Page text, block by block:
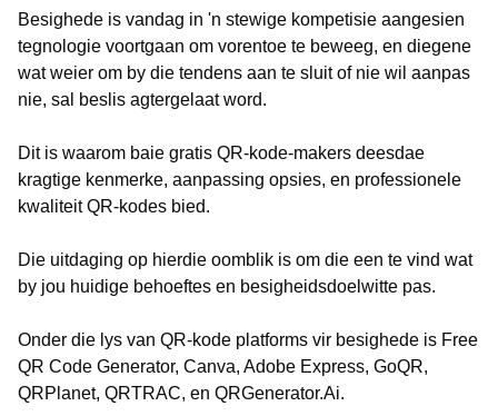
Besighede is vandag in 'n stewige kompetisie aangesien
tegnologie voortgaan om vorentoe te beweeg, en diegene
wat weier om by die tendens aan te sluit of nie wil aanpas
nie, sal beslis agtergelaat word.
Dit is waarom baie gratis QR-kode-makers deesdae
kragtige kenmerke, aanpassing opsies, en professionele
kwaliteit QR-kodes bied.
Die uitdaging op hierdie oomblik is om die een te vind wat
by jou huidige behoeftes en besigheidsdoelwitte pas.
Onder die lys van QR-kode platforms vir besighede is Free
QR Code Generator, Canva, Adobe Express, GoQR,
QRPlanet, QRTRAC, en QRGenerator.Ai.